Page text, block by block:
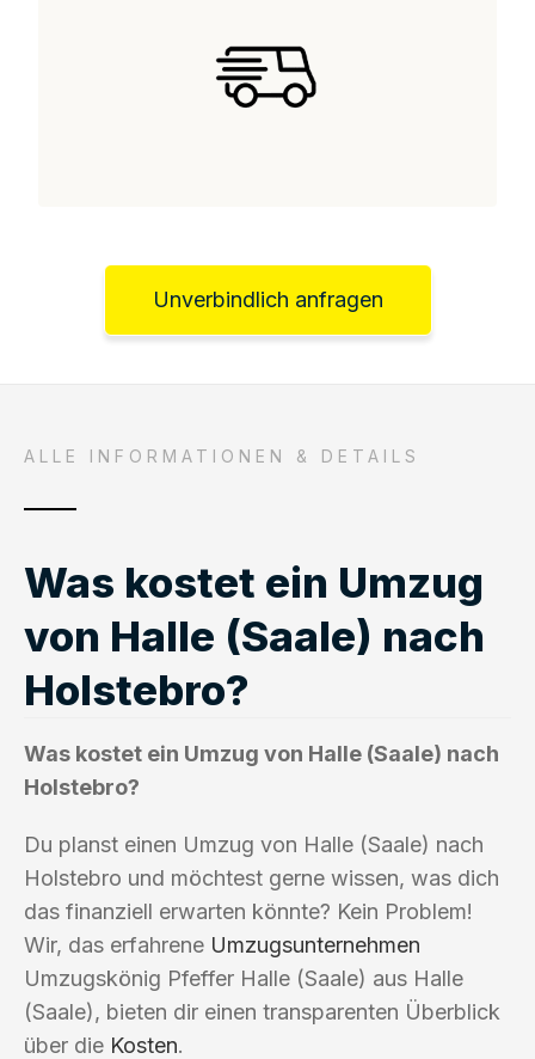
Unverbindlich anfragen
ALLE INFORMATIONEN & DETAILS
Was kostet ein Umzug
von Halle (Saale) nach
Holstebro?
Was kostet ein Umzug von Halle (Saale) nach
Holstebro?
Du planst einen Umzug von Halle (Saale) nach
Holstebro und möchtest gerne wissen, was dich
das finanziell erwarten könnte? Kein Problem!
Wir, das erfahrene Umzugsunternehmen
Umzugskönig Pfeffer Halle (Saale) aus Halle
(Saale), bieten dir einen transparenten Überblick
über die Kosten.